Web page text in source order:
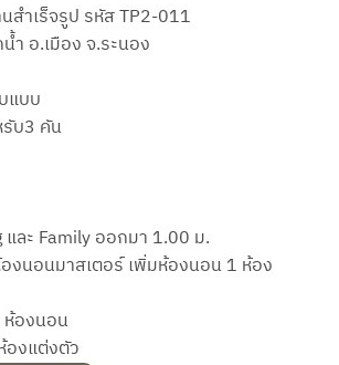
สำเร็จรูป รหัส TP2-011
ำ อ.เมือง จ.ระนอง
แบบ
บ3 คัน
ละ Family ออกมา 1.00 ม.
งนอนมาสเตอร์ เพิ่มห้องนอน 1 ห้อง
ห้องนอน
องแต่งตัว